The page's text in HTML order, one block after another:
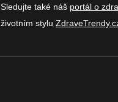
Sledujte také náš portál o
životním stylu